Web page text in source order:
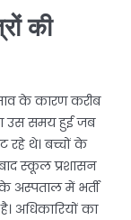
की
के कारण करीब
उस समय हुई जब
रहे थे। बच्चों के
स्कूल प्रशासन
अस्पताल में भर्ती
अधिकारियों का